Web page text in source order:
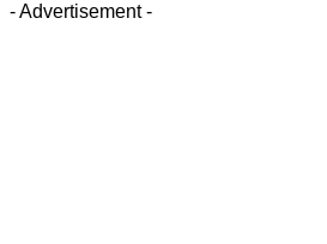
- Advertisement -